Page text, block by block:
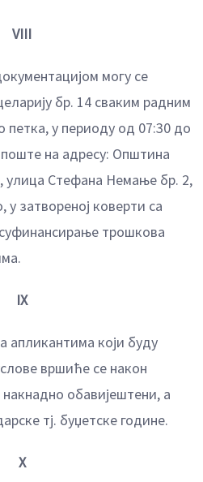
VIII
могу се
бр. 14 сваким радним
у периоду од 07:30 до
на адресу: Општина
улица Стефана Немање бр. 2,
у затвореној коверти са
трошкова
IX
апликантима који буду
вршиће се након
обавијештени, а
тј. буџетске године.
X